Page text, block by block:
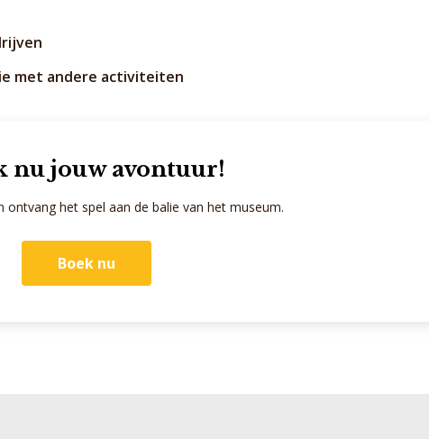
met andere activiteiten
nu jouw avontuur!
ontvang het spel aan de balie van het museum.
Boek nu